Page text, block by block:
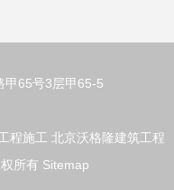
甲65号3层甲65-5
程施工 北京沃格隆建筑工程
所有 Sitemap